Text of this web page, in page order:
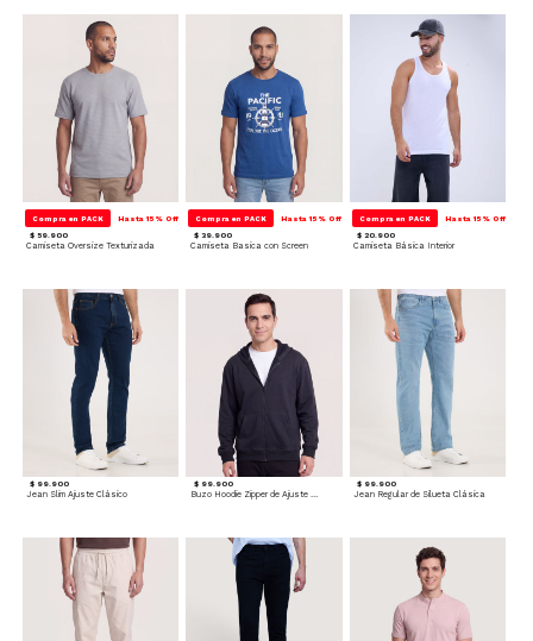
Compra en PACK Hasta 15% Off
$ 59.900
Camiseta Oversize Texturizada
Compra en PACK Hasta 15% Off
$ 39.900
Camiseta Basica con Screen
Compra en PACK Hasta 15% Off
$ 20.900
Camiseta Básica Interior
$ 99.900
Jean Slim Ajuste Clásico
$ 99.900
Buzo Hoodie Zipper de Ajuste Cómodo
$ 99.900
Jean Regular de Silueta Clásica